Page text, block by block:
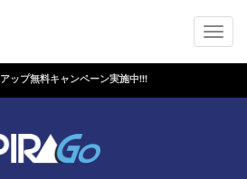
ップ無料キャンペーン実施中!!!